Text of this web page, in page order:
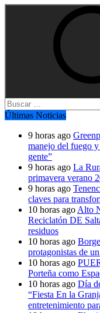
Buscar:
Últimas Noticias
9 horas ago
manejo del fuego
gente”
9 horas ago La
primavera verano
9 horas ago
claves para
10 horas ago Alto
Reciclatón DE
residuos
10 horas ago
protagonistas de
10 horas ago
Porteña como
10 horas ago Día
“Fiesta En la
entretenimiento